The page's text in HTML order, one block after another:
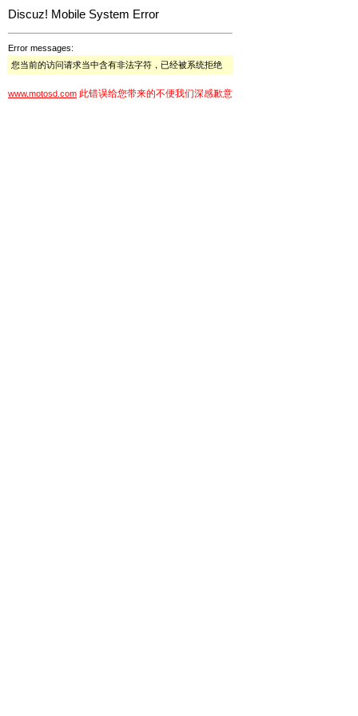
Discuz! Mobile System Error
Error messages:
您当前的访问请求当中含有非法字符，已经被系统拒绝
www.motosd.com 此错误给您带来的不便我们深感歉意